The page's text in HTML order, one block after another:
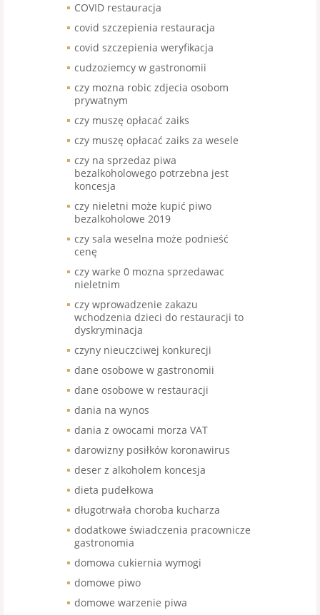
COVID restauracja
covid szczepienia restauracja
covid szczepienia weryfikacja
cudzoziemcy w gastronomii
czy mozna robic zdjecia osobom
prywatnym
czy muszę opłacać zaiks
czy muszę opłacać zaiks za wesele
czy na sprzedaz piwa
bezalkoholowego potrzebna jest
koncesja
czy nieletni może kupić piwo
bezalkoholowe 2019
czy sala weselna może podnieść
cenę
czy warke 0 mozna sprzedawac
nieletnim
czy wprowadzenie zakazu
wchodzenia dzieci do restauracji to
dyskryminacja
czyny nieuczciwej konkurecji
dane osobowe w gastronomii
dane osobowe w restauracji
dania na wynos
dania z owocami morza VAT
darowizny posiłków koronawirus
deser z alkoholem koncesja
dieta pudełkowa
długotrwała choroba kucharza
dodatkowe świadczenia pracownicze
gastronomia
domowa cukiernia wymogi
domowe piwo
domowe warzenie piwa